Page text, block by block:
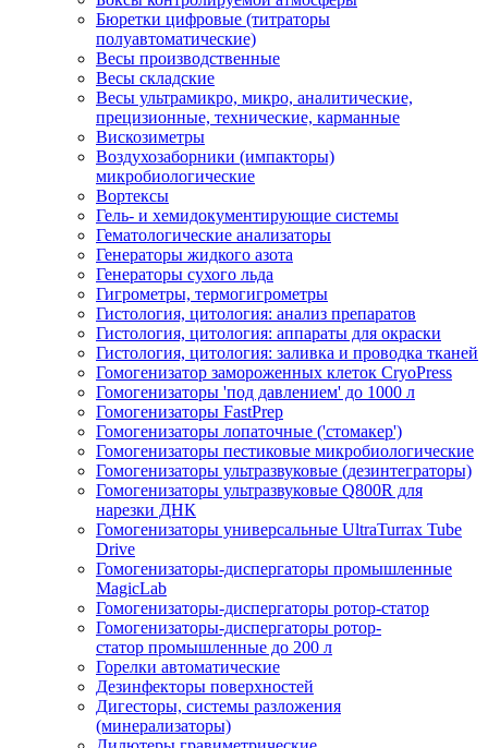
Бюретки цифровые (титраторы
полуавтоматические)
Весы производственные
Весы складские
Весы ультрамикро, микро, аналитические,
прецизионные, технические, карманные
Вискозиметры
Воздухозаборники (импакторы)
микробиологические
Вортексы
Гель- и хемидокументирующие системы
Гематологические анализаторы
Генераторы жидкого азота
Генераторы сухого льда
Гигрометры, термогигрометры
Гистология, цитология: анализ препаратов
Гистология, цитология: аппараты для окраски
Гистология, цитология: заливка и проводка тканей
Гомогенизатор замороженных клеток CryoPress
Гомогенизаторы 'под давлением' до 1000 л
Гомогенизаторы FastPrep
Гомогенизаторы лопаточные ('стомакер')
Гомогенизаторы пестиковые микробиологические
Гомогенизаторы ультразвуковые (дезинтеграторы)
Гомогенизаторы ультразвуковые Q800R для
нарезки ДНК
Гомогенизаторы универсальные UltraTurrax Tube
Drive
Гомогенизаторы-диспергаторы промышленные
MagicLab
Гомогенизаторы-диспергаторы ротор-статор
Гомогенизаторы-диспергаторы ротор-
статор промышленные до 200 л
Горелки автоматические
Дезинфекторы поверхностей
Дигесторы, системы разложения
(минерализаторы)